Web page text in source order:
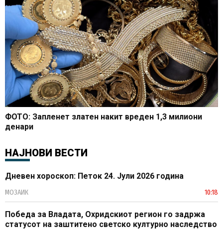
ФОТО: Запленет златен накит вреден 1,3 милиони
денари
НАЈНОВИ ВЕСТИ
Дневен хороскоп: Петок 24. Јули 2026 година
МОЗАИК 10:18
Победа за Владата, Охридскиот регион го задржа
статусот на заштитено светско културно наследство